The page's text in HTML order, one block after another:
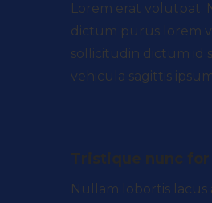
Lorem erat volutpat.
dictum purus lorem
sollicitudin dictum id
vehicula sagittis
Tristique nunc
Nullam lobortis lacus